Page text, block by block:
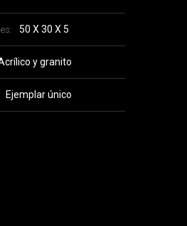
50 X 30 X 5
y granito
Ejemplar único